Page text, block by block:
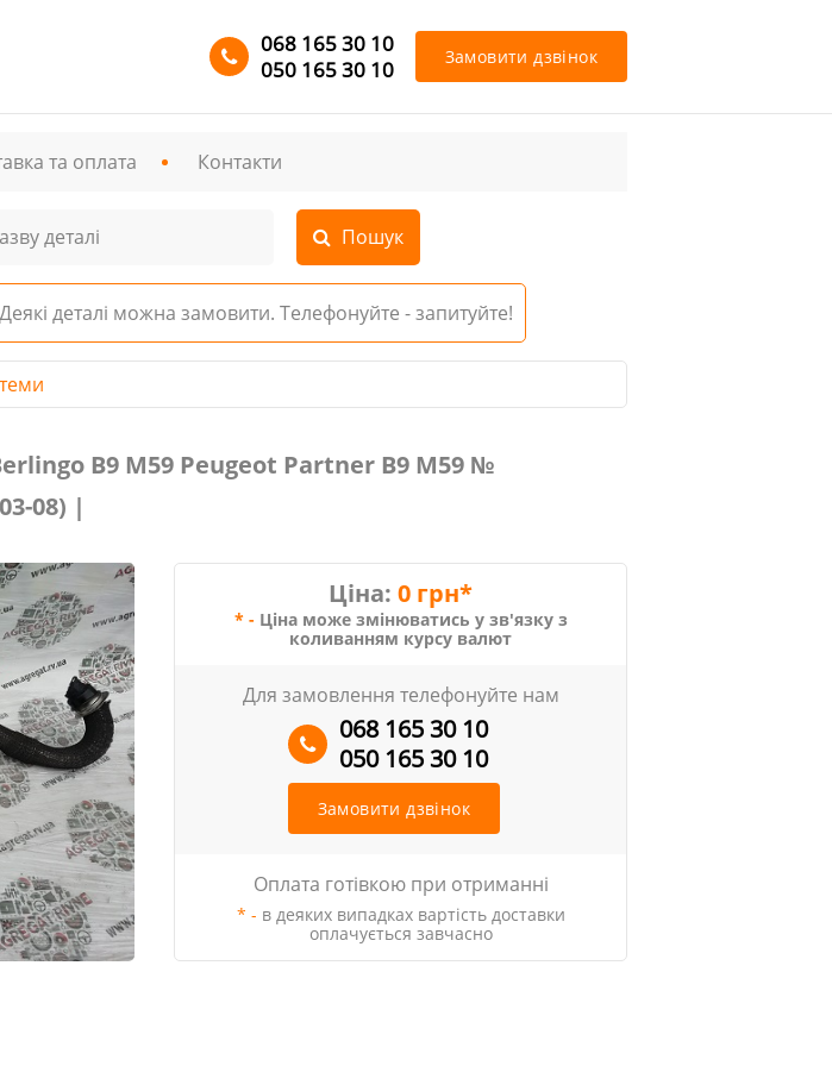
068 165 30 10
050 165 30 10
Замовити дзвінок
та оплата Контакти
Деякі деталі можна замовити. Телефонуйте - запитуйте!
В9 М59 Peugeot Partner В9 М59 №
08) |
Ціна: 0 грн*
* - Ціна може змінюватись у зв'язку з
коливанням курсу валют
Для замовлення телефонуйте нам
068 165 30 10
050 165 30 10
Замовити дзвінок
Оплата готівкою при отриманні
* - в деяких випадках вартість доставки
оплачується завчасно